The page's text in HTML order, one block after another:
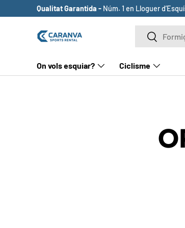
ANAR AL CONTINGUT
Qualitat Garantida - Núm. 1 en Lloguer
CercaCerca
On vols esquiar? Ciclisme